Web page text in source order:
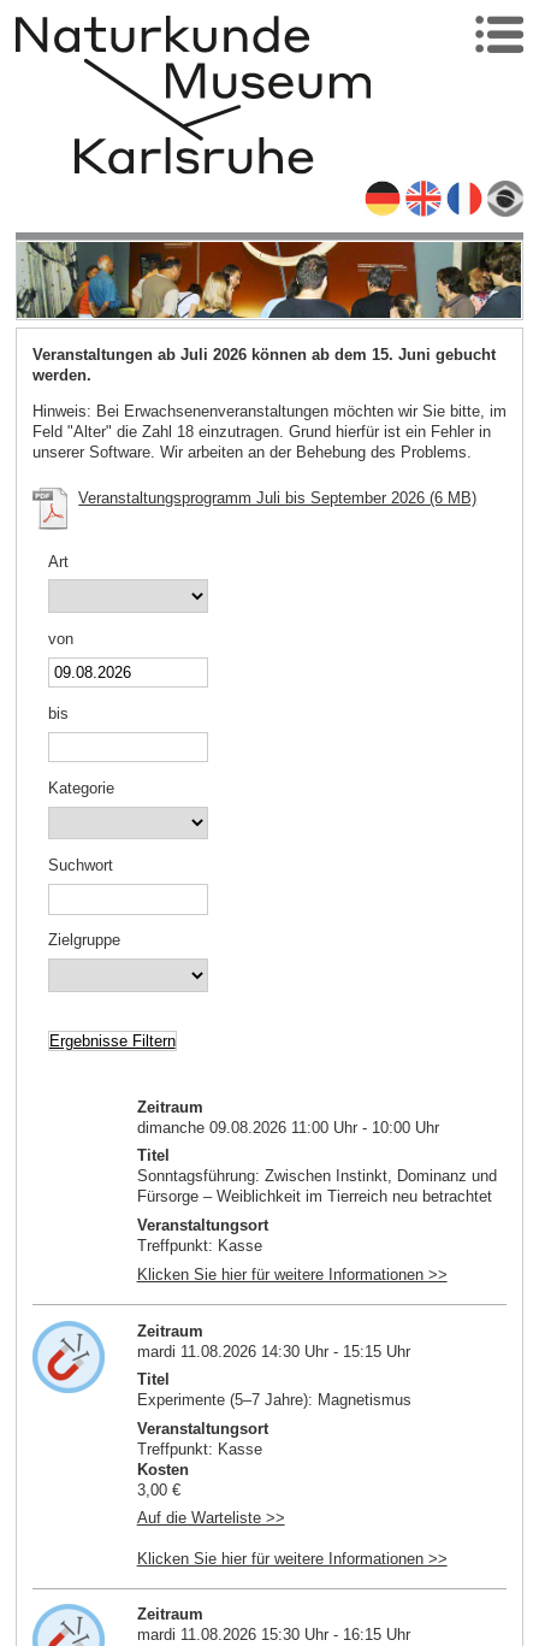
Veranstaltungen ab Juli 2026 können ab dem 15. Juni gebucht
werden.
Hinweis: Bei Erwachsenenveranstaltungen möchten wir Sie bitte, im
Feld "Alter" die Zahl 18 einzutragen. Grund hierfür ist ein Fehler in
unserer Software. Wir arbeiten an der Behebung des Problems.
Veranstaltungsprogramm Juli bis September 2026 (6 MB)
Art
von
bis
Kategorie
Suchwort
Zielgruppe
Zeitraum
dimanche 09.08.2026 11:00 Uhr - 10:00 Uhr
Titel
Sonntagsführung: Zwischen Instinkt, Dominanz und
Fürsorge – Weiblichkeit im Tierreich neu betrachtet
Veranstaltungsort
Treffpunkt: Kasse
Klicken Sie hier für weitere Informationen >>
Zeitraum
mardi 11.08.2026 14:30 Uhr - 15:15 Uhr
Titel
Experimente (5–7 Jahre): Magnetismus
Veranstaltungsort
Treffpunkt: Kasse
Kosten
3,00 €
Auf die Warteliste >>
Klicken Sie hier für weitere Informationen >>
Zeitraum
mardi 11.08.2026 15:30 Uhr - 16:15 Uhr